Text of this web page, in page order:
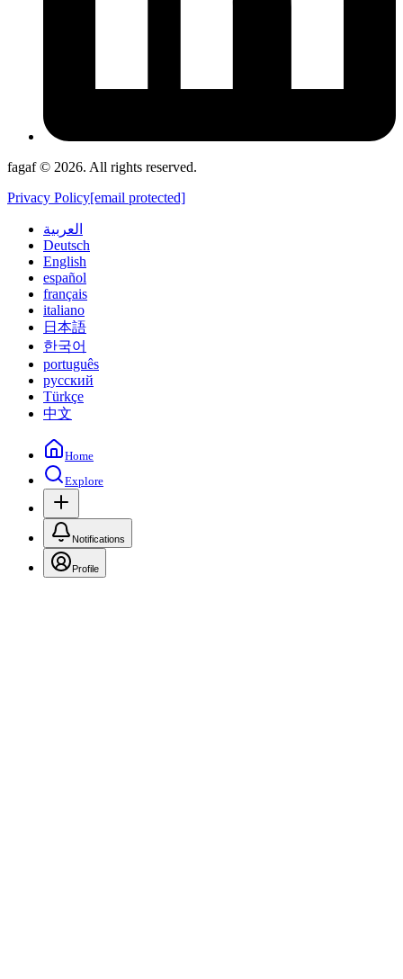
fagaf © 2026. All rights reserved.
Privacy Policy[email protected]
العربية
Deutsch
English
español
français
italiano
日本語
한국어
português
русский
Türkçe
中文
Home
Explore
Notifications
Profile